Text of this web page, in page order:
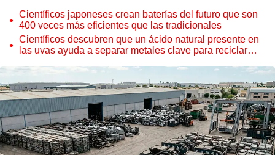
Científicos japoneses crean baterías del futuro que son
400 veces más eficientes que las tradicionales
Científicos descubren que un ácido natural presente en
las uvas ayuda a separar metales clave para reciclar